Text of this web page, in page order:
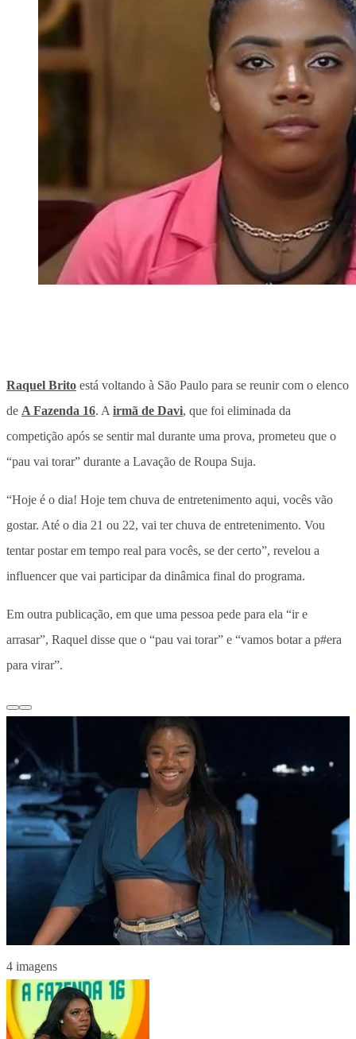
Raquel Brito está voltando à São Paulo para se reunir com o elenco
de A Fazenda 16. A irmã de Davi, que foi eliminada da
competição após se sentir mal durante uma prova, prometeu que o
“pau vai torar” durante a Lavação de Roupa Suja.
“Hoje é o dia! Hoje tem chuva de entretenimento aqui, vocês vão
gostar. Até o dia 21 ou 22, vai ter chuva de entretenimento. Vou
tentar postar em tempo real para vocês, se der certo”, revelou a
influencer que vai participar da dinâmica final do programa.
Em outra publicação, em que uma pessoa pede para ela “ir e
arrasar”, Raquel disse que o “pau vai torar” e “vamos botar a p#era
para virar”.
4 imagens